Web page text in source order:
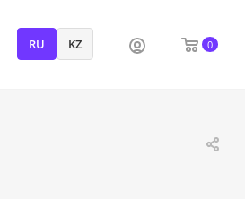
RU KZ 0